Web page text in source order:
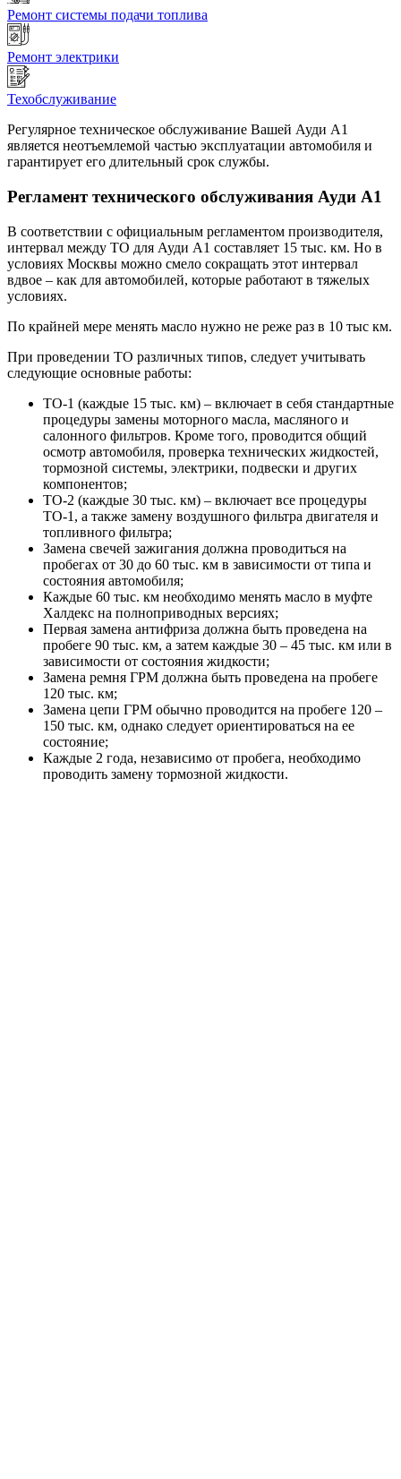
Ремонт системы подачи топлива
Ремонт электрики
Техобслуживание
Регулярное техническое обслуживание Вашей Ауди А1
является неотъемлемой частью эксплуатации автомобиля и
гарантирует его длительный срок службы.
Регламент технического обслуживания Ауди А1
В соответствии с официальным регламентом производителя,
интервал между ТО для Ауди А1 составляет 15 тыс. км. Но в
условиях Москвы можно смело сокращать этот интервал
вдвое – как для автомобилей, которые работают в тяжелых
условиях.
По крайней мере менять масло нужно не реже раз в 10 тыс км.
При проведении ТО различных типов, следует учитывать
следующие основные работы:
ТО-1 (каждые 15 тыс. км) – включает в себя стандартные
процедуры замены моторного масла, масляного и
салонного фильтров. Кроме того, проводится общий
осмотр автомобиля, проверка технических жидкостей,
тормозной системы, электрики, подвески и других
компонентов;
ТО-2 (каждые 30 тыс. км) – включает все процедуры
ТО-1, а также замену воздушного фильтра двигателя и
топливного фильтра;
Замена свечей зажигания должна проводиться на
пробегах от 30 до 60 тыс. км в зависимости от типа и
состояния автомобиля;
Каждые 60 тыс. км необходимо менять масло в муфте
Халдекс на полноприводных версиях;
Первая замена антифриза должна быть проведена на
пробеге 90 тыс. км, а затем каждые 30 – 45 тыс. км или в
зависимости от состояния жидкости;
Замена ремня ГРМ должна быть проведена на пробеге
120 тыс. км;
Замена цепи ГРМ обычно проводится на пробеге 120 –
150 тыс. км, однако следует ориентироваться на ее
состояние;
Каждые 2 года, независимо от пробега, необходимо
проводить замену тормозной жидкости.